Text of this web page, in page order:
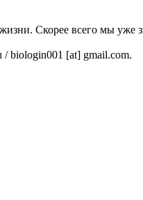
Скорее всего мы уже
biologin001 [at] gmail.com.